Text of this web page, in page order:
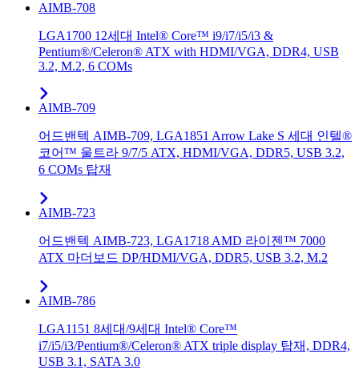
AIMB-708
LGA1700 12세대 Intel® Core™ i9/i7/i5/i3 &
Pentium®/Celeron® ATX with HDMI/VGA, DDR4, USB
3.2, M.2, 6 COMs
AIMB-709
어드밴텍 AIMB-709, LGA1851 Arrow Lake S 세대 인텔®
코어™ 울트라 9/7/5 ATX, HDMI/VGA, DDR5, USB 3.2,
6 COMs 탑재
AIMB-723
어드밴텍 AIMB-723, LGA1718 AMD 라이젠™ 7000
ATX 마더보드 DP/HDMI/VGA, DDR5, USB 3.2, M.2
AIMB-786
LGA1151 8세대/9세대 Intel® Core™
i7/i5/i3/Pentium®/Celeron® ATX triple display 탑재, DDR4,
USB 3.1, SATA 3.0